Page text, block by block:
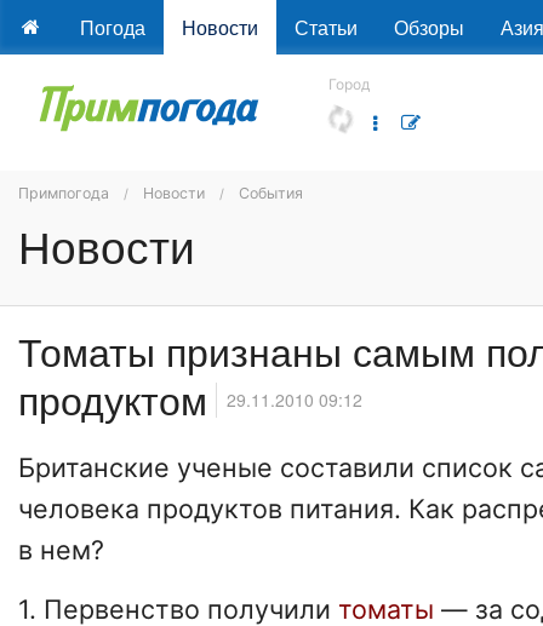
Погода Новости Статьи Обзоры Азия
Город
Примпогода Новости События
Новости
Томаты признаны самым
продуктом
29.11.2010 09:12
Британские ученые составили список
человека продуктов питания. Как
в нем?
1. Первенство получили томаты — за